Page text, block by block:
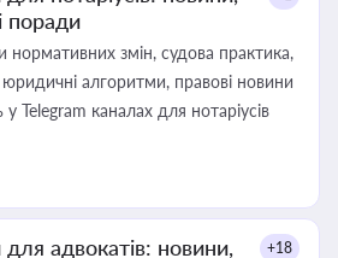
поради
нормативних змін, судова практика,
юридичні алгоритми, правові новини
Telegram каналах для нотаріусів
адвокатів: новини,
+18